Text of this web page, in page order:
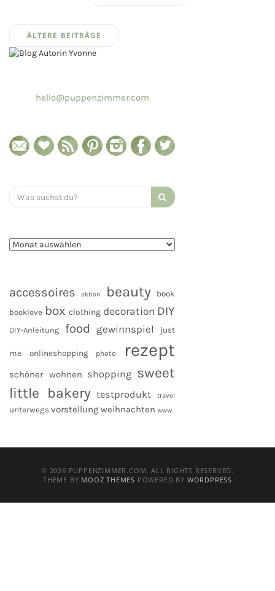
Beitragsnavigation
ÄLTERE BEITRÄGE
hello@puppenzimmer.com
Search
for:
accessoires aktion beauty
book
booklove box clothing decoration DIY
DIY-Anleitung food gewinnspiel just
me onlineshopping photo rezept
schöner wohnen shopping sweet
little bakery testprodukt travel
unterwegs vorstellung weihnachten www
© 2026 PUPPENZIMMER.COM. ALL RIGHTS RESERVED.
THEME BY MOOZ THEMES POWERED BY WORDPRESS